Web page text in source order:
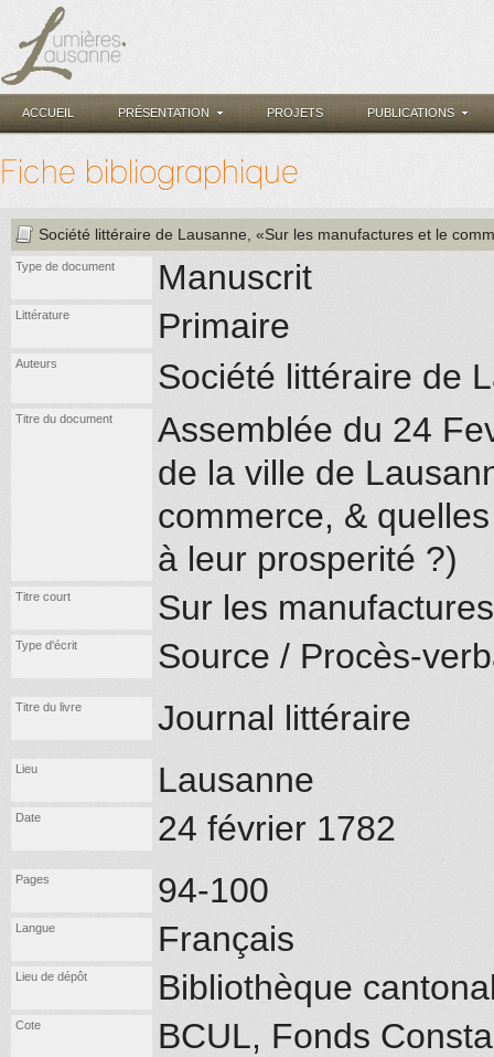
ACCUEIL PRÉSENTATION PROJETS PUBLICATIONS
Fiche bibliographique
Société littéraire de Lausanne , «Sur les manufactures et le
Type de document Manuscrit
Littérature Primaire
Auteurs Société littéraire de
Titre du document
Assemblée du 24
de la ville de
commerce, &
à leur prosperité ?)
Titre court Sur les
Type d'écrit Source / Procès-
Titre du livre Journal littéraire
Lieu Lausanne
Date 24 février 1782
Pages 94-100
Langue Français
Lieu de dépôt Bibliothèque
Cote BCUL, Fonds